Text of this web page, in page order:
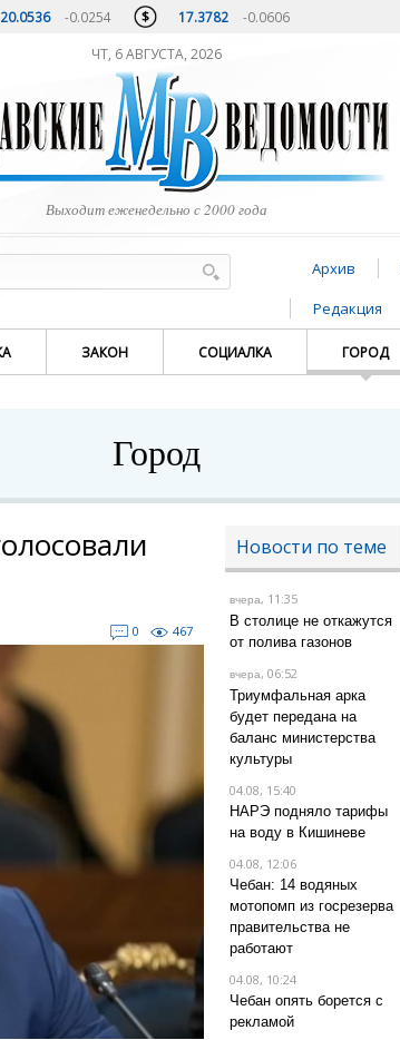
20.0536 -0.0254 17.3782 -0.0606
ЧТ, 6 АВГУСТА, 2026
Выходит еженедельно с 2000 года
Архив
Редакция
ЗАКОН СОЦИАЛКА ГОРОД
Город
0 467
Новости по теме
вчера, 11:35
В столице не откажутся
от полива газонов
вчера, 06:52
Триумфальная арка
будет передана на
баланс министерства
культуры
04.08, 15:40
НАРЭ подняло тарифы
на воду в Кишиневе
04.08, 12:06
Чебан: 14 водяных
мотопомп из госрезерва
правительства не
работают
04.08, 10:24
Чебан опять борется с
рекламой